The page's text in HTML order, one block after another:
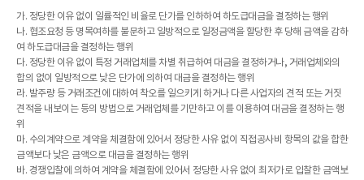
가. 정당한 이유 없이 일률적인 비율로 단가를 인하하여 하도급대금을 결정하는 행위
나. 협조요청 등 명목여하를 불문하고 일방적으로 일정금액을 할당한 후 당해 금액을 감하
여 하도급대금을 결정하는 행위
다. 정당한 이유 없이 특정 거래업체를 차별 취급하여 대금을 결정하거나, 거래업체와의
합의 없이 일방적으로 낮은 단가에 의하여 대금을 결정하는 행위
라. 발주량 등 거래조건에 대하여 착오를 일으키게 하거나 다른 사업자의 견적 또는 거짓
견적을 내보이는 등의 방법으로 거래업체를 기만하고 이를 이용하여 대금을 결정하는 행
위
마. 수의계약으로 계약을 체결함에 있어서 정당한 사유 없이 직접공사비 항목의 값을 합한
금액보다 낮은 금액으로 대금을 결정하는 행위
바. 경쟁입찰에 의하여 계약을 체결함에 있어서 정당한 사유 없이 최저가로 입찰한 금액보